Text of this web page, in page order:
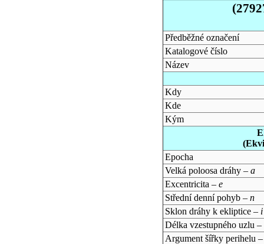
Předběžné označení
Katalogové číslo
Název
Kdy
Kde
Kým
Epocha
Velká poloosa dráhy – a
Excentricita – e
Střední denní pohyb – n
Sklon dráhy k ekliptice – i
Délka vzestupného uzlu –
Argument šířky perihelu